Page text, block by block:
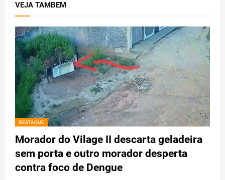
VEJA TAMBEM
DESTAQUE
Morador do Vilage II descarta geladeira
sem porta e outro morador desperta
contra foco de Dengue